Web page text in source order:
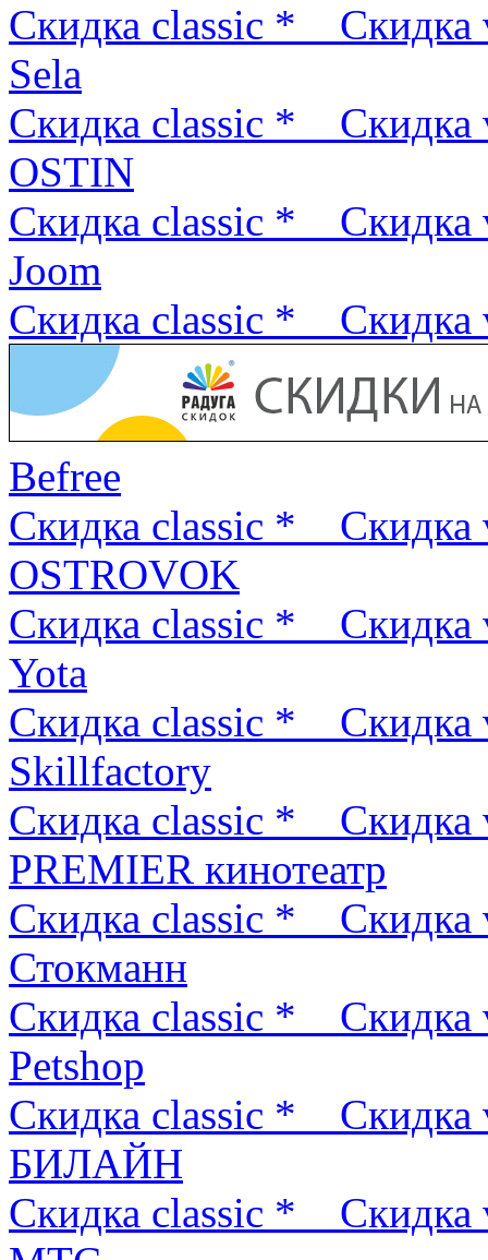
Скидка classic *
Скидка
Sela
Скидка classic *
Скидка
OSTIN
Скидка classic *
Скидка
Joom
Скидка classic *
Скидка
Befree
Скидка classic *
Скидка
OSTROVOK
Скидка classic *
Скидка
Yota
Скидка classic *
Скидка
Skillfactory
Скидка classic *
Скидка
PREMIER кинотеатр
Скидка classic *
Скидка
Стокманн
Скидка classic *
Скидка
Petshop
Скидка classic *
Скидка
БИЛАЙН
Скидка classic *
Скидка